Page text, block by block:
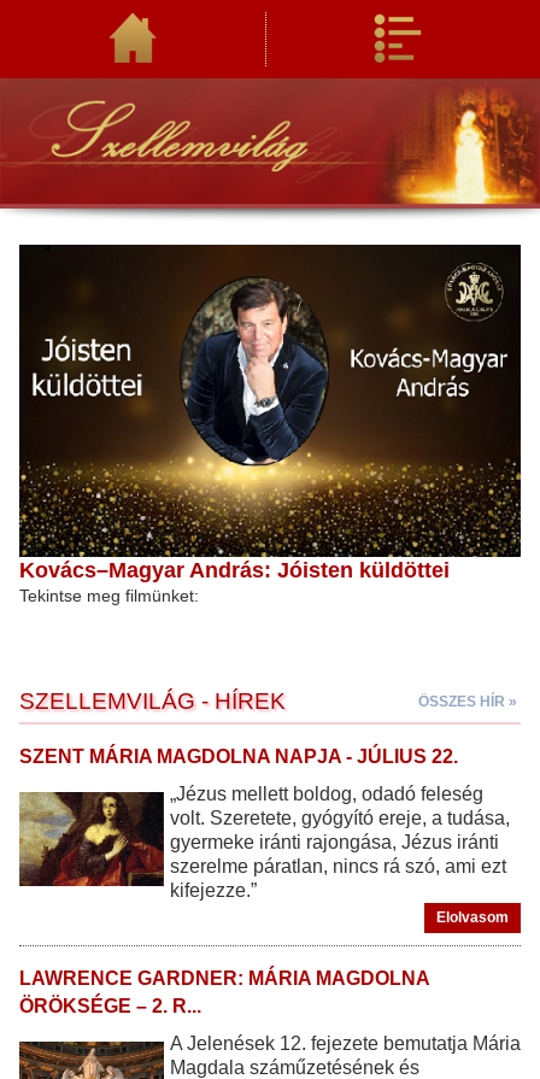
Kovács–Magyar András: Jóisten küldöttei
Tekintse meg filmünket:
SZELLEMVILÁG - HÍREK ÖSSZES HÍR »
SZENT MÁRIA MAGDOLNA NAPJA - JÚLIUS 22.
„Jézus mellett boldog, odadó feleség
volt. Szeretete, gyógyító ereje, a tudása,
gyermeke iránti rajongása, Jézus iránti
szerelme páratlan, nincs rá szó, ami ezt
kifejezze.”
Elolvasom
LAWRENCE GARDNER: MÁRIA MAGDOLNA
ÖRÖKSÉGE – 2. R...
A Jelenések 12. fejezete bemutatja Mária
Magdala száműzetésének és